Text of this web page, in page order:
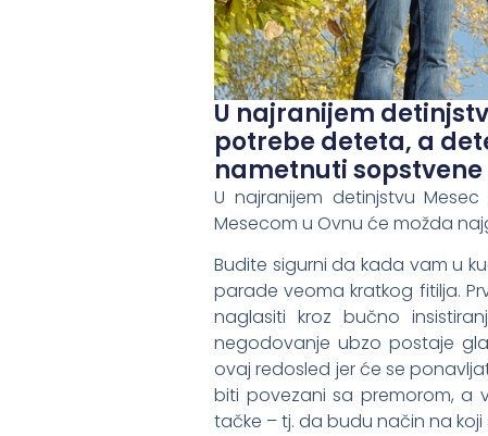
U najranijem
potrebe deteta, a
nametnuti
U najranijem detinjstvu
Mesecom u Ovnu će možda
Budite sigurni da kada vam u
parade veoma kratkog fitilja.
naglasiti kroz bučno
negodovanje ubzo postaje
ovaj redosled jer će se
biti povezani sa premorom, a
tačke – tj. da budu način na